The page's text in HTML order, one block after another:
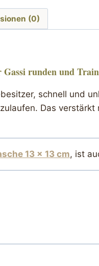
(0)
runden und
schnell und
Das
13 x 13 cm, ist